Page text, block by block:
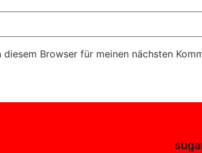
Browser für meinen nächsten